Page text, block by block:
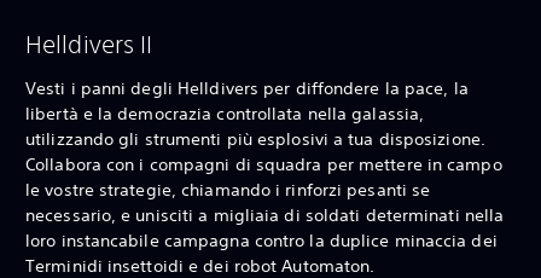
Helldivers II
Vesti i panni degli Helldivers per diffondere la pace, la
libertà e la democrazia controllata nella galassia,
utilizzando gli strumenti più esplosivi a tua disposizione.
Collabora con i compagni di squadra per mettere in campo
le vostre strategie, chiamando i rinforzi pesanti se
necessario, e unisciti a migliaia di soldati determinati nella
loro instancabile campagna contro la duplice minaccia dei
Terminidi insettoidi e dei robot Automaton.